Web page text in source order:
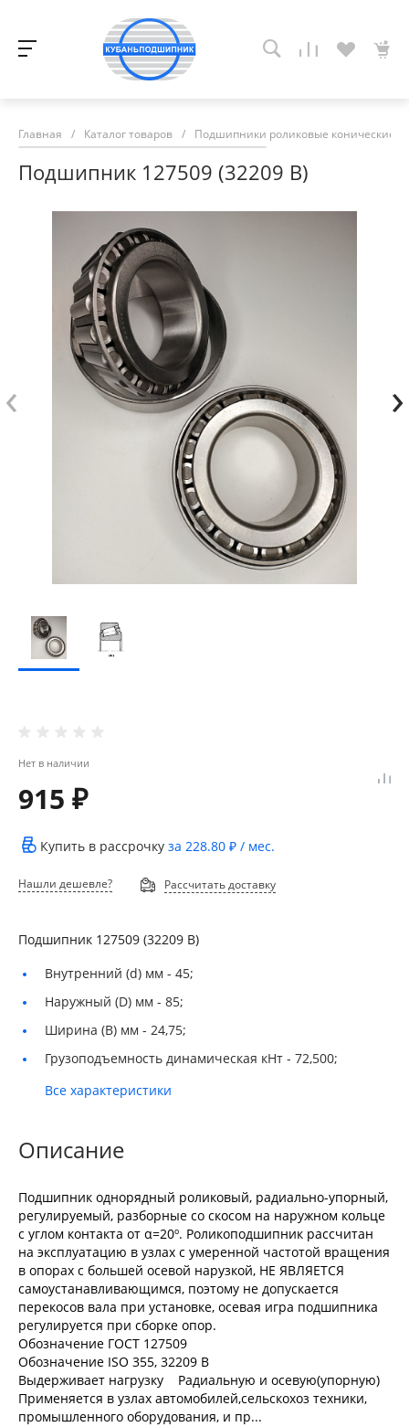
Главная / Каталог товаров / Подшипники роликовые конические
Подшипник 127509 (32209 В)
‹ ›
Нет в наличии
915 ₽
Купить в рассрочку за 228.80 ₽ / мес.
Нашли дешевле? Рассчитать доставку
Подшипник 127509 (32209 В)
Внутренний (d) мм - 45;
Наружный (D) мм - 85;
Ширина (B) мм - 24,75;
Грузоподъемность динамическая кНт - 72,500;
Все характеристики
Описание
Подшипник однорядный роликовый, радиально-упорный,
регулируемый, разборные со скосом на наружном кольце
с углом контакта от α=20º. Роликоподшипник рассчитан
на эксплуатацию в узлах с умеренной частотой вращения
в опорах с большей осевой нарузкой, НЕ ЯВЛЯЕТСЯ
самоустанавливающимся, поэтому не допускается
перекосов вала при установке, осевая игра подшипника
регулируется при сборке опор.
Обозначение ГОСТ 127509
Обозначение ISO 355, 32209 В
Выдерживает нагрузку Радиальную и осевую(упорную)
Применяется в узлах автомобилей,сельскохоз техники,
промышленного оборудования, и пр...